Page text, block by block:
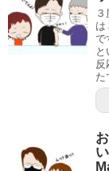
は
で
反
た